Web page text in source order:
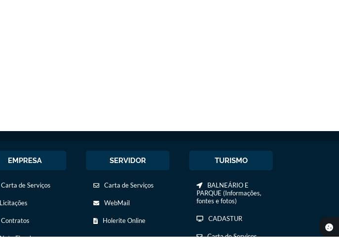
EMPRESA
Carta de Serviços
Licitações
Contratos
Nota Fiscal
SERVIDOR
Carta de Serviços
WebMail
Holerite Online
TURISMO
BALNEÁRIO E
PARQUE (Informações,
fontes e fotos)
CADASTUR
Carta de Serviços